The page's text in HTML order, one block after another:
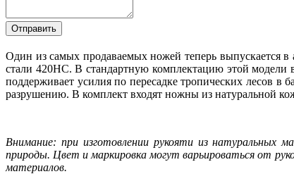
Один из самых продаваемых ножей теперь выпускается
стали 420HC. В стандартную комплектацию этой модели
поддерживает усилия по пересадке тропических лесов в
разрушению. В комплект входят ножны из натуральной
Внимание: при изготовлении рукояти из натуральных
природы. Цвет и маркировка могут варьироваться от
материалов.